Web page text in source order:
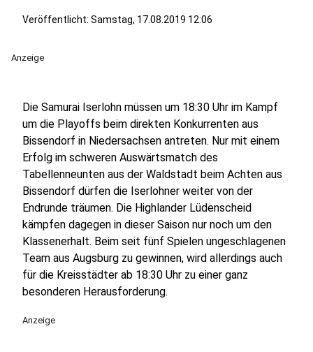
Veröffentlicht: Samstag, 17.08.2019 12:06
Anzeige
Die Samurai Iserlohn müssen um 18:30 Uhr im Kampf
um die Playoffs beim direkten Konkurrenten aus
Bissendorf in Niedersachsen antreten. Nur mit einem
Erfolg im schweren Auswärtsmatch des
Tabellenneunten aus der Waldstadt beim Achten aus
Bissendorf dürfen die Iserlohner weiter von der
Endrunde träumen. Die Highlander Lüdenscheid
kämpfen dagegen in dieser Saison nur noch um den
Klassenerhalt. Beim seit fünf Spielen ungeschlagenen
Team aus Augsburg zu gewinnen, wird allerdings auch
für die Kreisstädter ab 18:30 Uhr zu einer ganz
besonderen Herausforderung.
Anzeige